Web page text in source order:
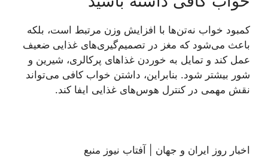
کمبود خواب نه‌تن‌ها با افزایش وزن مرتبط است، بلکه
باعث می‌شود که مغز در تصمیم‌گیری‌های غذایی ضعیف
عمل کند و تمایل به خوردن غذا‌های پرکالری، شیرین و
شور بیشتر شود. بنابراین، داشتن خواب کافی می‌تواند
نقش مهمی در کنترل هوس‌های غذایی ایفا کند.
اخبار روز ایران و جهان | آفتاب نیوز منبع